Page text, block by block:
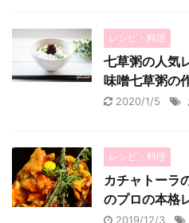
レシピ・料理
七草粥の人気
味噌七草粥の
2020/1/5
レシピ・料理
カチャトーラ
のプロの本格
2019/12/3